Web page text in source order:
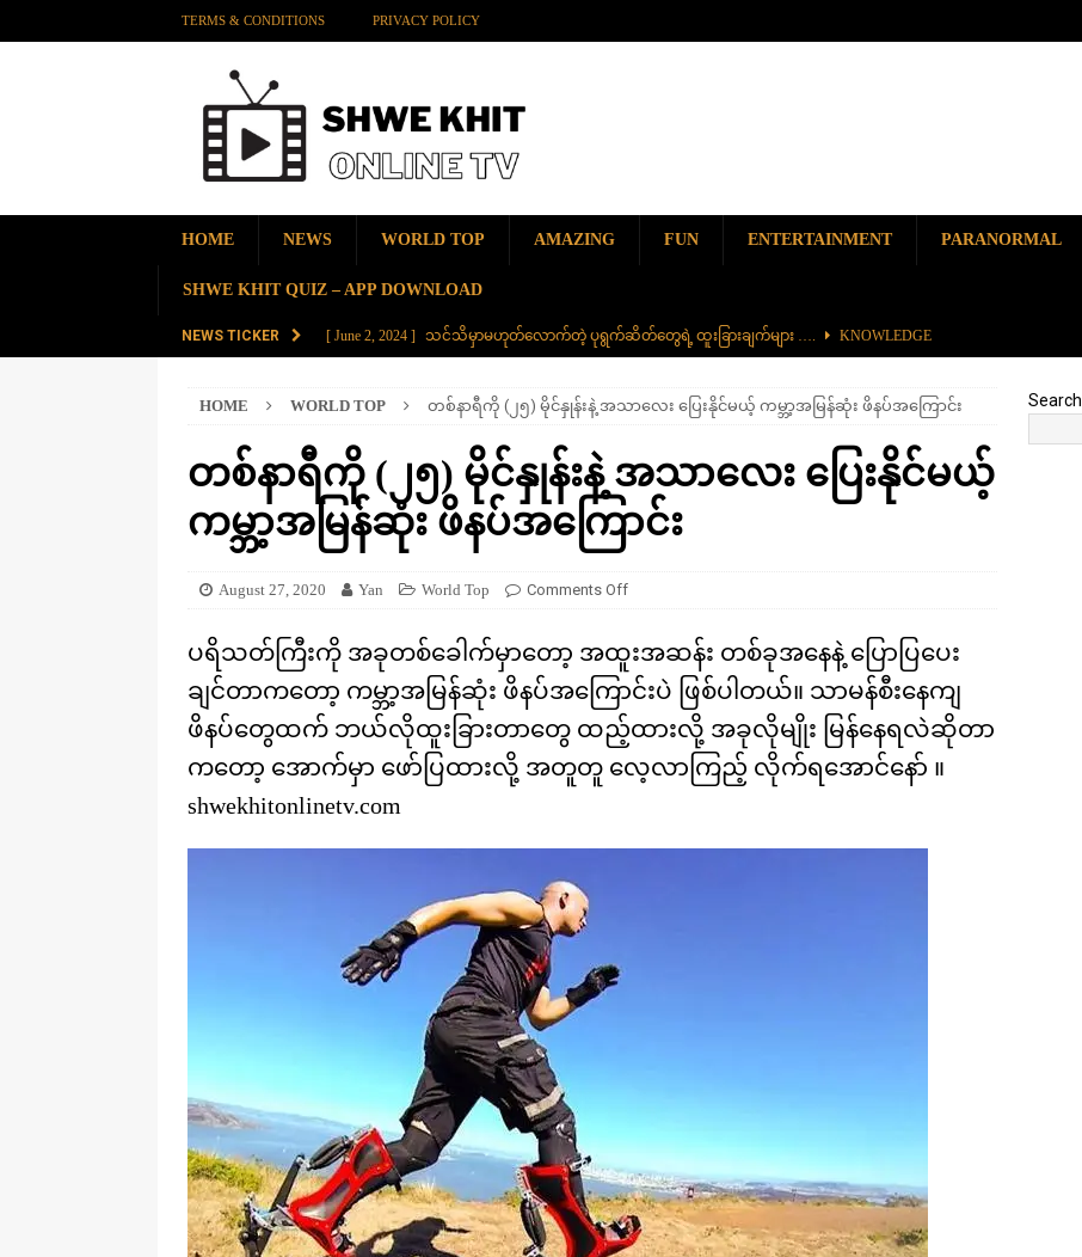
TERMS & CONDITIONS PRIVACY POLICY
HOME NEWS WORLD TOP AMAZING FUN ENTERTAINMENT PARANORMAL
SHWE KHIT QUIZ – APP DOWNLOAD
NEWS TICKER [ June 2, 2024 ] သင်သိမှာမဟုတ်လောက်တဲ့ ပုရွက်ဆိတ်တွေရဲ့ ထူးခြားချက်များ …. KNOWLEDGE
[ November 28, 2023 ] ကမ္ဘာပေါ်မှာ တစ်ခုတည်းရှိတဲ့ စိတ်ကူးယဉ်ဆန်ဆန် ရေအောက်ပန်းခြံ AMAZING
[ November 28, 2023 ] တွဲပေါင်း (၆၀၀) ကျော်နဲ့ ကမ္ဘာ့အရှည်ဆုံး မီးရထားကြီး KNOWLEDGE
[ August 20, 2025 ] ဒိုင်နိုဆောတွေကို မျိုးတုံးစေခဲ့တဲ့ ဥက္ကာခဲကြီးရဲ့ အဖျက်စွမ်းအား ဘယ်လောက်ရှိခဲ့လဲ
KNOWLEDGE
HOME WORLD TOP တစ်နာရီကို (၂၅) မိုင်နှုန်းနဲ့ အသာလေး ပြေးနိုင်မယ့် ကမ္ဘာ့အမြန်ဆုံး ဖိနပ်အကြောင်း
တစ်နာရီကို (၂၅) မိုင်နှုန်းနဲ့ အသာလေး ပြေးနိုင်မယ့်
ကမ္ဘာ့အမြန်ဆုံး ဖိနပ်အကြောင်း
August 27, 2020 Yan World Top Comments Off
ပရိသတ်ကြီးကို အခုတစ်ခေါက်မှာတော့ အထူးအဆန်း တစ်ခုအနေနဲ့ ပြောပြပေး
ချင်တာကတော့ ကမ္ဘာ့အမြန်ဆုံး ဖိနပ်အကြောင်းပဲ ဖြစ်ပါတယ်။ သာမန်စီးနေကျ
ဖိနပ်တွေထက် ဘယ်လိုထူးခြားတာတွေ ထည့်ထားလို့ အခုလိုမျိုး မြန်နေရလဲဆိုတာ
ကတော့ အောက်မှာ ဖော်ပြထားလို့ အတူတူ လေ့လာကြည့် လိုက်ရအောင်နော် ။
shwekhitonlinetv.com
Search